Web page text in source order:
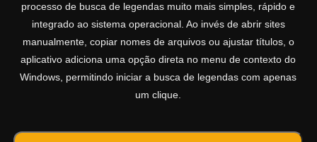
processo de busca de legendas muito mais simples, rápido e
integrado ao sistema operacional. Ao invés de abrir sites
manualmente, copiar nomes de arquivos ou ajustar títulos, o
aplicativo adiciona uma opção direta no menu de contexto do
Windows, permitindo iniciar a busca de legendas com apenas
um clique.